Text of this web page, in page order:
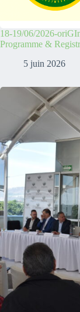
18-19/06/2026-
Programme &
5 juin 2026